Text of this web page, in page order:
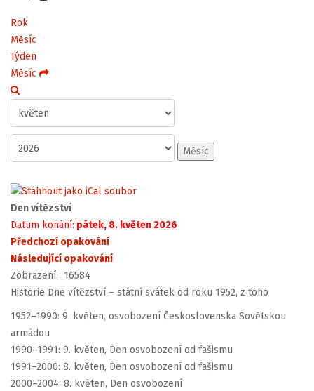
Rok
Měsíc
Týden
Měsíc
Měsíc
Den vítězství
Datum konání: pátek, 8. květen 2026
Předchozí opakování
Následující opakování
Zobrazení : 16584
Historie Dne vítězství – státní svátek od roku 1952, z toho
1952–1990: 9. květen, osvobození Československa Sovětskou
armádou
1990–1991: 9. květen, Den osvobození od fašismu
1991–2000: 8. květen, Den osvobození od fašismu
2000–2004: 8. květen, Den osvobození